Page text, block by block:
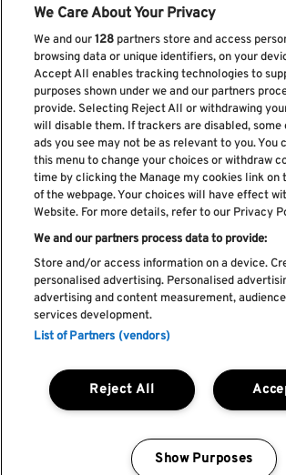
Suscríbase a nuestro
He leído y acepto el Política de
Libro de
Política de cookies
Política de privacidad
We Care About Your Privacy
We and our128 partners store and access
browsing data or unique identifiers, on your
Accept All enables tracking technologies to
purposes shown under we and our partners
provide. Selecting Reject All or withdrawing
will disable them. If trackers are disabled, some
ads you see may not be as relevant to you. You
this menu to change your choices or withdraw
time by clicking the Manage my cookies link on
of the webpage. Your choices will have effect
Website. For more details, refer to our Privacy
We and our partners process data to provide:
Store and/or access information on a device.
personalised advertising. Personalised
advertising and content measurement,
services development.
List of Partners (vendors)
Reject All
Show Purposes